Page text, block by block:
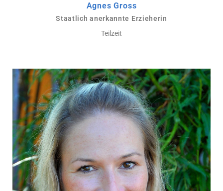
Agnes Gross
Staatlich anerkannte Erzieherin
Teilzeit